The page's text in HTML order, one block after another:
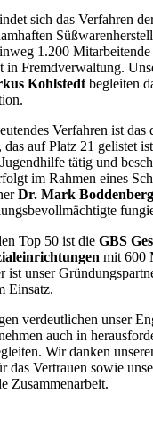
sich das Verfahren
1.200
in Fremdverwaltung.
Kohlstedt begleiten
Verfahren ist das
, das auf Platz 21 gelistet
tätig und
im Rahmen eines
Dr. Mark Boddenberg
Top 50 ist die GBS
mit 600
ist unser
Einsatz.
verdeutlichen unser
auch in
Wir danken
das Vertrauen sowie
Zusammenarbeit.